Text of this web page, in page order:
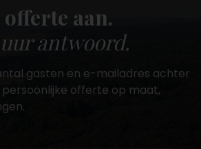
aan.
antwoord.
gasten en e-mailadres achter
offerte op maat,